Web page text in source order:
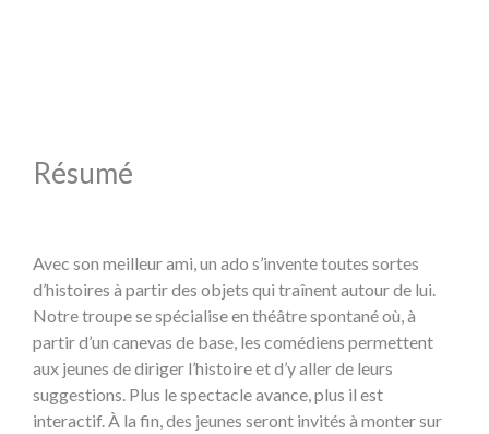
Résumé
Avec son meilleur ami, un ado s’invente toutes sortes
d’histoires à partir des objets qui traînent autour de lui.
Notre troupe se spécialise en théâtre spontané où, à
partir d’un canevas de base, les comédiens permettent
aux jeunes de diriger l’histoire et d’y aller de leurs
suggestions. Plus le spectacle avance, plus il est
interactif. À la fin, des jeunes seront invités à monter sur